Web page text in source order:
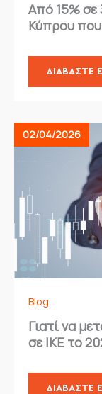
Από 15% σε
Κύπρου που
ΔΙΑΒΆΣΤΕ
02/04/2026
Blog
Γιατί να
σε ΙΚΕ το
ΔΙΑΒΆΣΤΕ